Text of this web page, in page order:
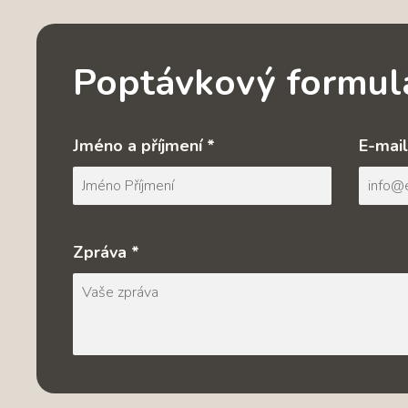
Poptávkový
Jméno a příjmení * E-
Zpráva *